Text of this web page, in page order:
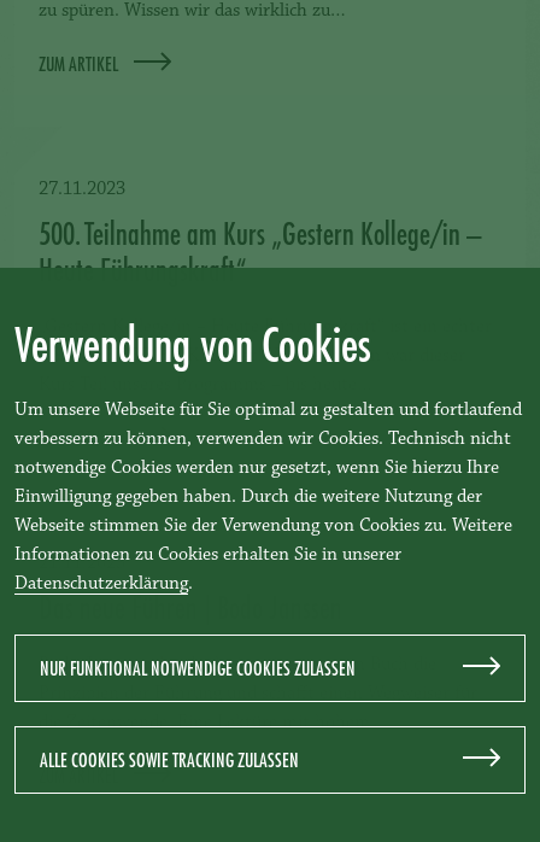
zu spüren. Wissen wir das wirklich zu…
ZUM ARTIKEL
500. Teilnahme am Kurs „Gestern Kollege/in –
Heute Führungskraft“
„Gestern Kollege/in – Heute Führungskraft“ ist ein echter
TEAM BENEDIKT-Klassiker! Von Beginn an war dieser
ZUM ARTIKEL
27.11.2023
Bodo Janssen überdenkt in seinem neuen Buch die
die Zeitenwende. Eine Lektüre mit hohem…
21.11.2023
Verwendung von Cookies
Um unsere Webseite für Sie optimal zu gestalten und fortlaufend
verbessern zu können, verwenden wir Cookies. Technisch nicht
notwendige Cookies werden nur gesetzt, wenn Sie hierzu Ihre
Einwilligung gegeben haben. Durch die weitere Nutzung der
Webseite stimmen Sie der Verwendung von Cookies zu. Weitere
Informationen zu Cookies erhalten Sie in unserer
Datenschutzerklärung.
NUR FUNKTIONAL NOTWENDIGE COOKIES ZULASSEN
ALLE COOKIES SOWIE TRACKING ZULASSEN